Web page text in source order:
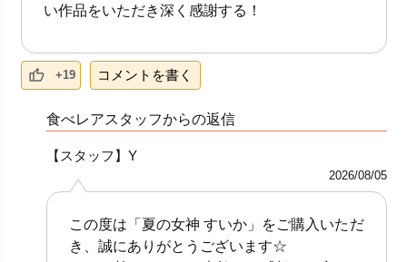
い作品をいただき深く感謝する！
+19 コメントを書く
食べレアスタッフからの返信
【スタッフ】Y
2026/08/05
この度は「夏の女神 すいか」をご購入いただ
き、誠にありがとうございます☆